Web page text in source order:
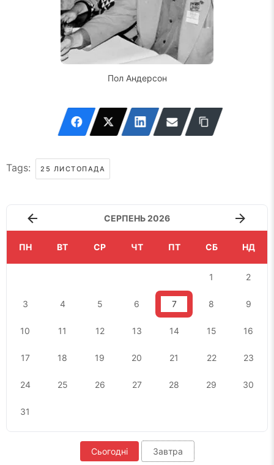
Пол Андерсон
Tags: 25 ЛИСТОПАДА
СЕРПЕНЬ 2026
ПН ВТ СР ЧТ ПТ СБ НД
1 2
3 4 5 6 7 8 9
10 11 12 13 14 15 16
17 18 19 20 21 22 23
24 25 26 27 28 29 30
31
Сьогодні Завтра